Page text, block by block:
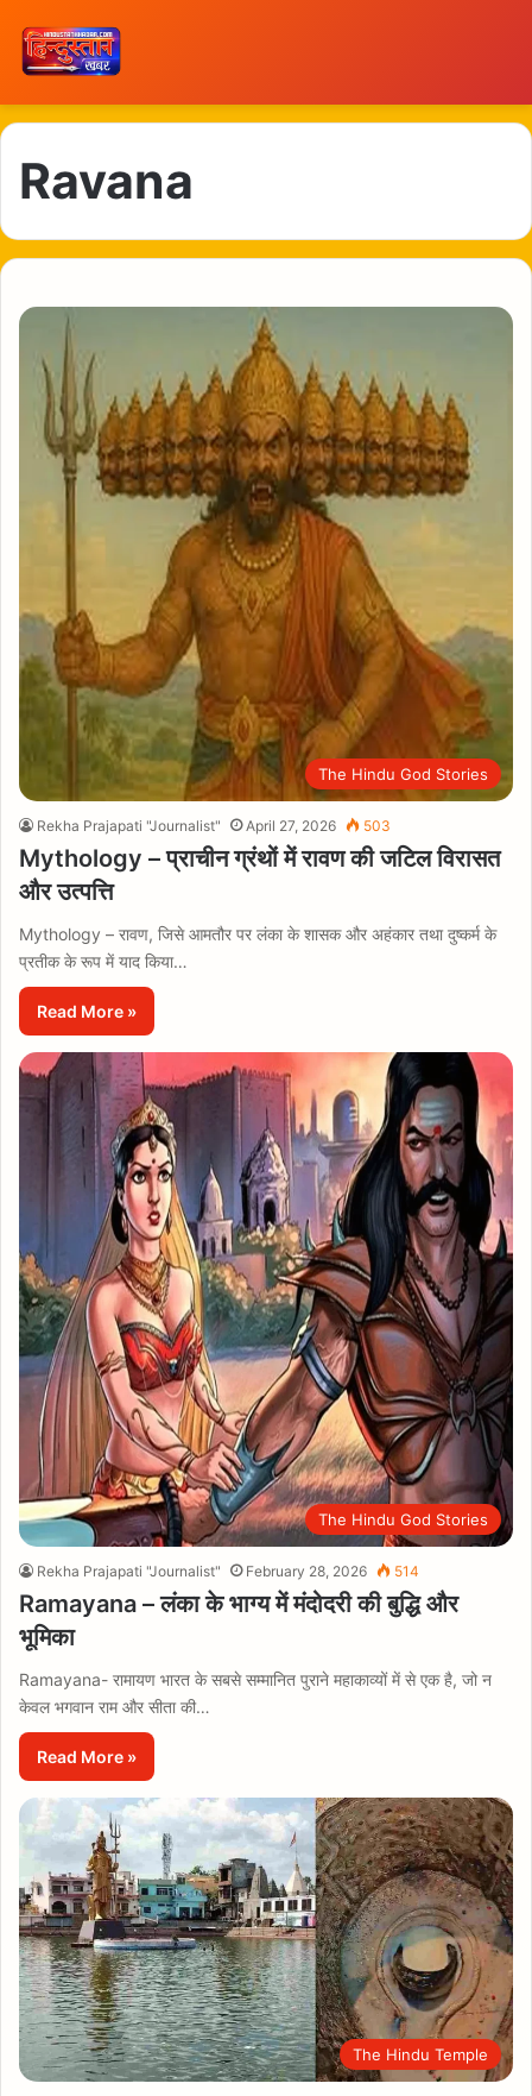
Ravana
The Hindu God Stories
Rekha Prajapati "Journalist" April 27, 2026 503
Mythology – प्राचीन ग्रंथों में रावण की जटिल विरासत
और उत्पत्ति
Mythology – रावण, जिसे आमतौर पर लंका के शासक और अहंकार तथा दुष्कर्म के
प्रतीक के रूप में याद किया…
Read More »
The Hindu God Stories
Rekha Prajapati "Journalist" February 28, 2026 514
Ramayana – लंका के भाग्य में मंदोदरी की बुद्धि और
भूमिका
Ramayana- रामायण भारत के सबसे सम्मानित पुराने महाकाव्यों में से एक है, जो न
केवल भगवान राम और सीता की…
Read More »
The Hindu Temple